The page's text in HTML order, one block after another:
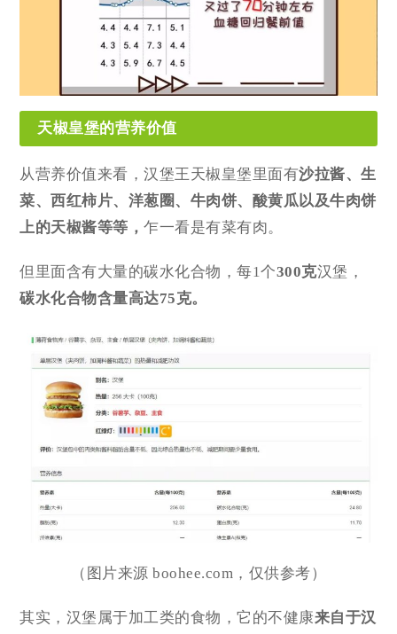
天椒皇堡的营养价值
从营养价值来看，汉堡王天椒皇堡里面有沙拉酱、生
菜、西红柿片、洋葱圈、牛肉饼、酸黄瓜以及牛肉饼
上的天椒酱等等，乍一看是有菜有肉。
但里面含有大量的碳水化合物，每1个300克汉堡，
碳水化合物含量高达75克。
（图片来源 boohee.com，仅供参考）
其实，汉堡属于加工类的食物，它的不健康来自于汉